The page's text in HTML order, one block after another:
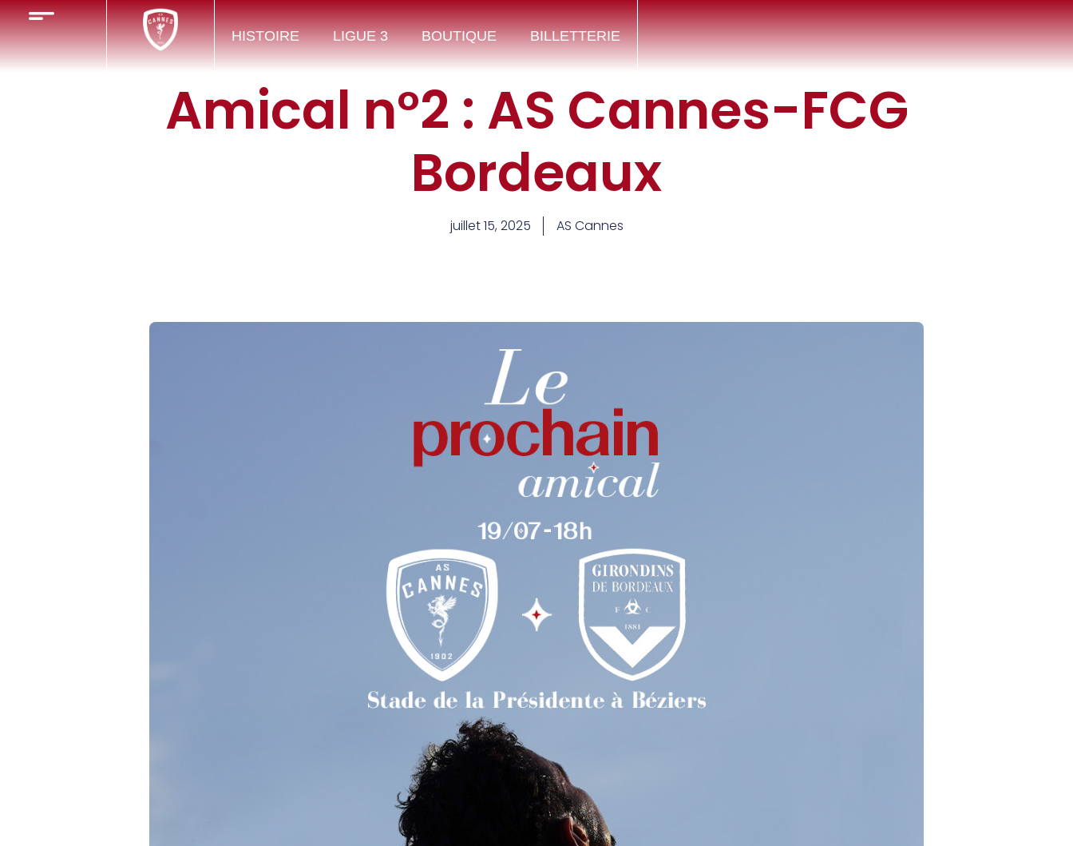
HISTOIRE LIGUE 3 BOUTIQUE BILLETTERIE
Amical n°2 : AS Cannes-FCG
Bordeaux
juillet 15, 2025 AS Cannes